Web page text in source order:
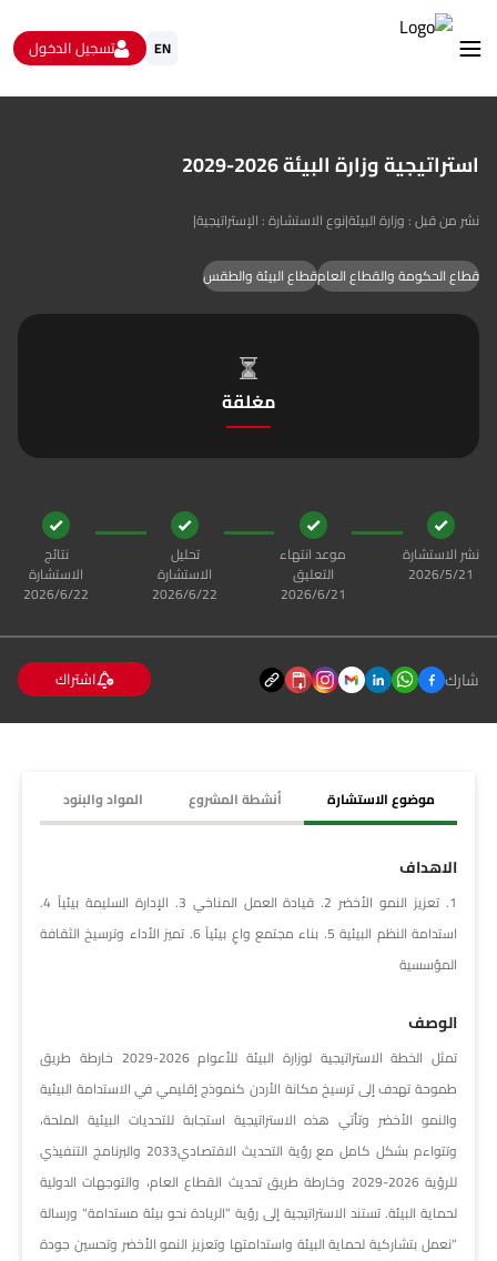
EN تسجيل الدخول
الاستبيانات و استطلاعات الرأي
البيانات المفتوحة
تواصل معنا
استراتيجية وزارة البيئة 2026-2029
نشر من قبل : وزارة البيئة|نوع الاستشارة : الإستراتيجية|
قطاع الحكومة والقطاع العامقطاع البيئة والطقس
مغلقة
نشر الاستشارة
21‏‏/5‏‏/2026
موعد انتهاء
التعليق
21‏‏/6‏‏/2026
تحليل
الاستشارة
22‏‏/6‏‏/2026
نتائج
الاستشارة
22‏‏/6‏‏/2026
شارك اشتراك
موضوع الاستشارة أنشطة المشروع المواد والبنود
الاهداف
1. تعزيز النمو الأخضر 2. قيادة العمل المناخي 3. الإدارة السليمة بيئياً 4.
استدامة النظم البيئية 5. بناء مجتمع واعٍ بيئياً 6. تميز الأداء وترسيخ الثقافة
المؤسسية
الوصف
تمثل الخطة الاستراتيجية لوزارة البيئة للأعوام 2026-2029 خارطة طريق
طموحة تهدف إلى ترسيخ مكانة الأردن كنموذج إقليمي في الاستدامة البيئية
والنمو الأخضر وتأتي هذه الاستراتيجية استجابة للتحديات البيئية الملحة،
وتتواءم بشكل كامل مع رؤية التحديث الاقتصادي2033 والبرنامج التنفيذي
للرؤية 2026-2029 وخارطة طريق تحديث القطاع العام، والتوجهات الدولية
لحماية البيئة. تستند الاستراتيجية إلى رؤية "الريادة نحو بيئة مستدامة" ورسالة
"نعمل بتشاركية لحماية البيئة واستدامتها وتعزيز النمو الأخضر وتحسين جودة